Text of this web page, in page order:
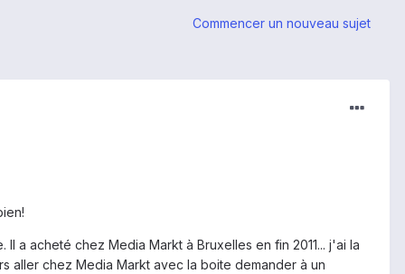
Commencer un nouveau sujet
a acheté chez Media Markt à Bruxelles en fin 2011... j'ai la
aller chez Media Markt avec la boite demander à un